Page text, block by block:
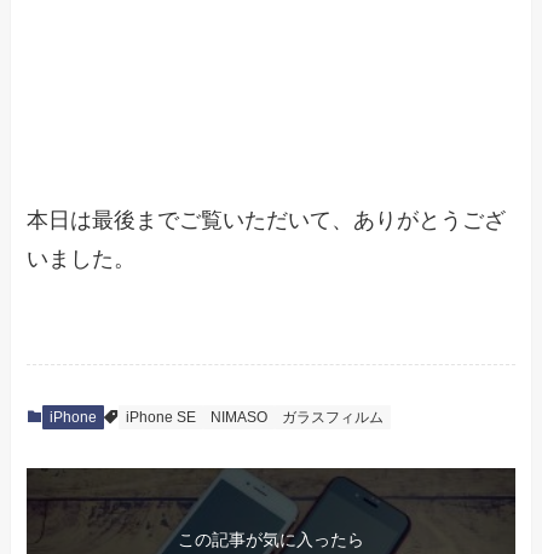
本日は最後までご覧いただいて、ありがとうござ
いました。
iPhone iPhone SE NIMASO ガラスフィルム
この記事が気に入ったら